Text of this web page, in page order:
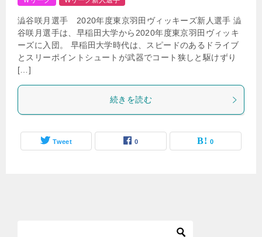
澁谷咲月選手 2020年度東京羽田ヴィッキーズ新人選手 澁
谷咲月選手は、早稲田大学から2020年度東京羽田ヴィッキ
ーズに入団。 早稲田大学時代は、スピードのあるドライブ
とスリーポイントシュートが武器でコート狭しと駆けずり
[…]
続きを読む
Tweet 0 0